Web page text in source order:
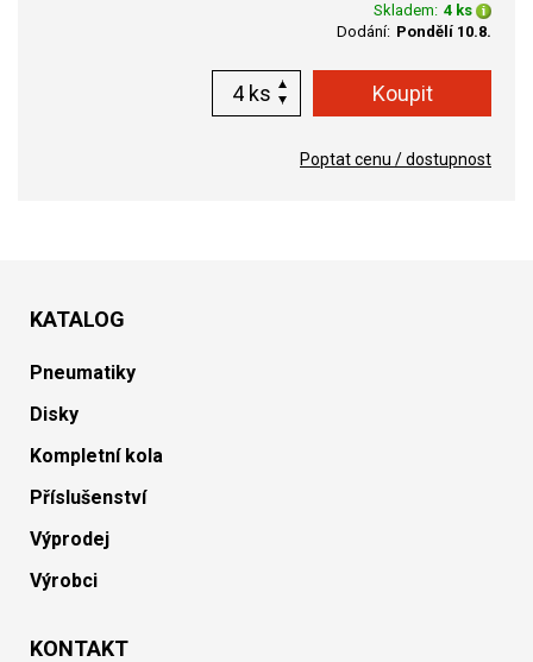
Skladem: 4 ks
Dodání: Pondělí 10.8.
ks
Poptat cenu / dostupnost
KATALOG
Pneumatiky
Disky
Kompletní kola
Příslušenství
Výprodej
Výrobci
KONTAKT